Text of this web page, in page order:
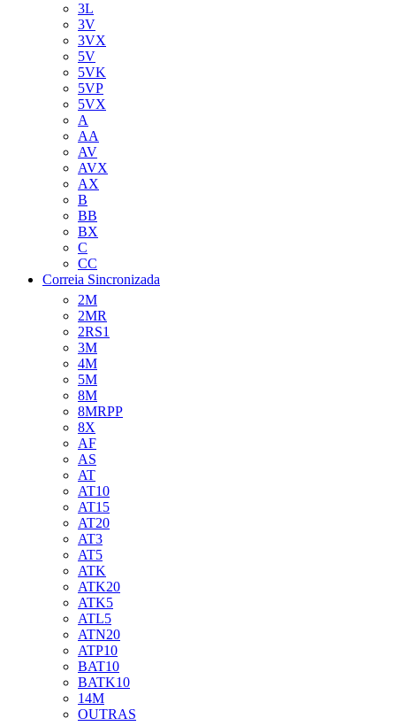
3L
3V
3VX
5V
5VK
5VP
5VX
A
AA
AV
AVX
AX
B
BB
BX
C
CC
Correia Sincronizada
2M
2MR
2RS1
3M
4M
5M
8M
8MRPP
8X
AF
AS
AT
AT10
AT15
AT20
AT3
AT5
ATK
ATK20
ATK5
ATL5
ATN20
ATP10
BAT10
BATK10
14M
OUTRAS